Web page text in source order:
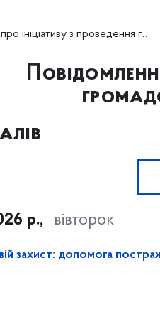
з проведення громадських слухань на теми
р., вівторок